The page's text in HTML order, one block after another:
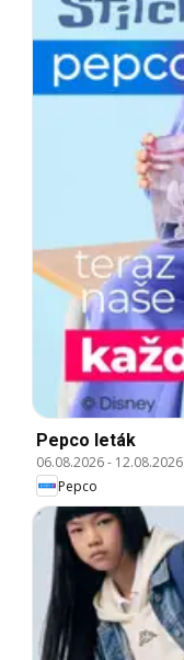
Pepco leták
06.08.2026- 12.08.2026
Pepco